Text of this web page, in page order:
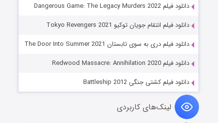
دانلود فیلم Dangerous Game: The Legacy Murders 2022
دانلود فیلم انتقام جویان توکیو Tokyo Revengers 2021
دانلود فیلم دری به سوی تابستان The Door Into Summer 2021
دانلود فیلم Redwood Massacre: Annihilation 2020
دانلود فیلم کشتی جنگی Battleship 2012
لینک‌های کاربردی